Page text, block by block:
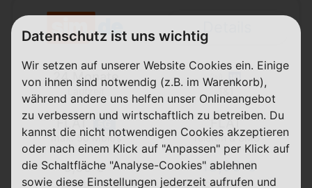
24 Monate
FLAT
max. 50 Mbit/s
FLAT
Telefon & SMS
0,00 €
einmalig
18,99 €
pro Monat
Datenschutz ist uns wichtig
Wir setzen auf unserer Website Cookies ein. Einige
von ihnen sind notwendig (z.B. im Warenkorb),
während andere uns helfen unser Onlineangebot
zu verbessern und wirtschaftlich zu betreiben. Du
kannst die nicht notwendigen Cookies akzeptieren
oder nach einem Klick auf "Anpassen" per Klick auf
die Schaltfläche "Analyse-Cookies" ablehnen
sowie diese Einstellungen jederzeit aufrufen und